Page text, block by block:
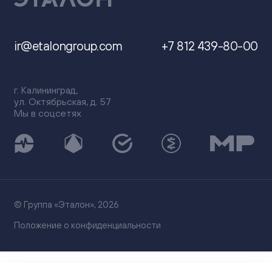
ir@etalongroup.com +7 812 439-80-00
г. Калининград,
ул. Октябрьская, д. 57
Мы в соцсетях
© Группа «Эталон», 2026
Положение о конфиденциальности